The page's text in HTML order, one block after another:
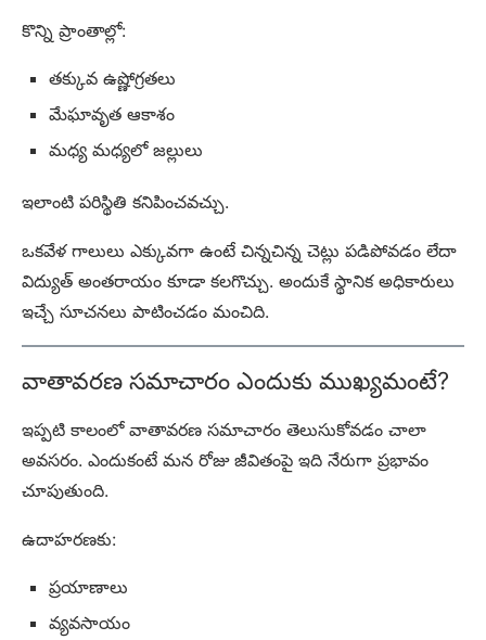
కొన్ని ప్రాంతాల్లో:
తక్కువ ఉష్ణోగ్రతలు
మేఘావృత ఆకాశం
మధ్య మధ్యలో జల్లులు
ఇలాంటి పరిస్థితి కనిపించవచ్చు.
ఒకవేళ గాలులు ఎక్కువగా ఉంటే చిన్నచిన్న చెట్లు పడిపోవడం లేదా
విద్యుత్ అంతరాయం కూడా కలగొచ్చు. అందుకే స్థానిక అధికారులు
ఇచ్చే సూచనలు పాటించడం మంచిది.
వాతావరణ సమాచారం ఎందుకు ముఖ్యమంటే?
ఇప్పటి కాలంలో వాతావరణ సమాచారం తెలుసుకోవడం చాలా
అవసరం. ఎందుకంటే మన రోజు జీవితంపై ఇది నేరుగా ప్రభావం
చూపుతుంది.
ఉదాహరణకు:
ప్రయాణాలు
వ్యవసాయం